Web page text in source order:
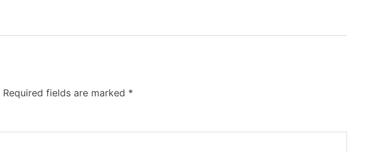
Required fields are marked *